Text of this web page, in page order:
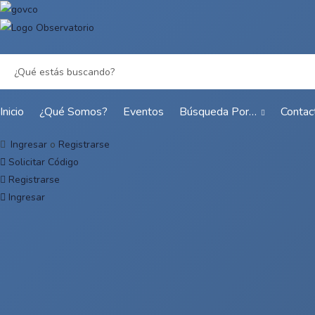
Inicio ¿Qué Somos? Eventos Búsqueda Por…
Ingresar o Registrarse
Solicitar Código
Registrarse
Ingresar